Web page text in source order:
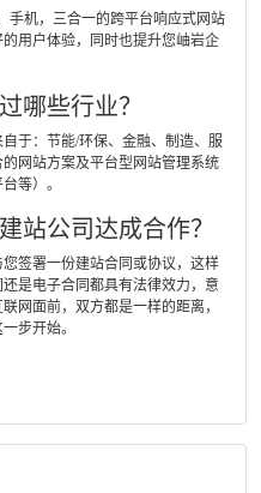
手机，三合一的跨平台响应式网站
用户体验，同时也提升您岫岩企
哪些行业？
于：节能/环保、金融、制造、服
网站方案及平台型网站管理系统
等）。
站公司达成合作？
签署一份建站合同或协议，这样
是电子合同都具有法律效力，意
网面前，双方都是一样的距离，
步开始。